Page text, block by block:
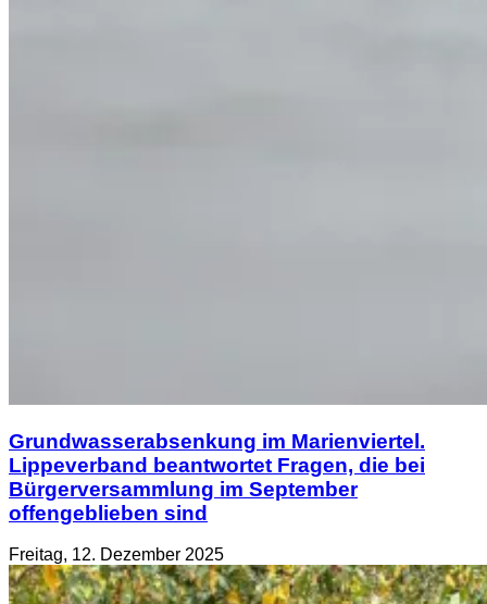
Grundwasserabsenkung im Marienviertel.
Lippeverband beantwortet Fragen, die bei
Bürgerversammlung im September
offengeblieben sind
Freitag, 12. Dezember 2025